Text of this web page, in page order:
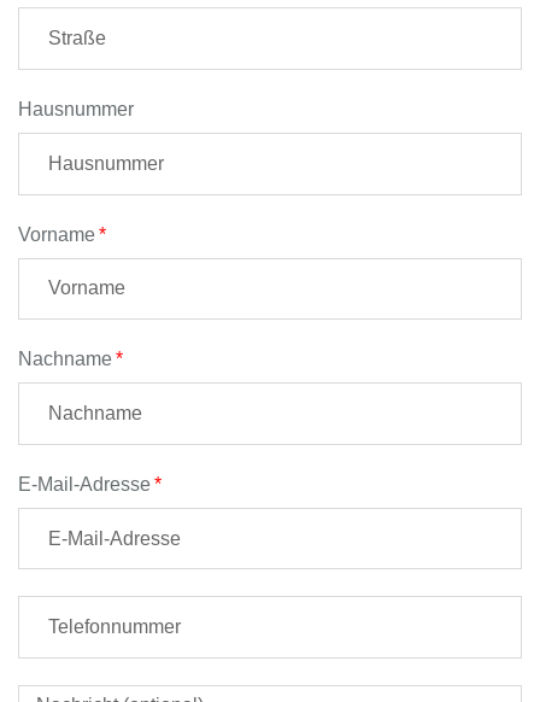
Hausnummer
Vorname
Nachname
E-Mail-Adresse